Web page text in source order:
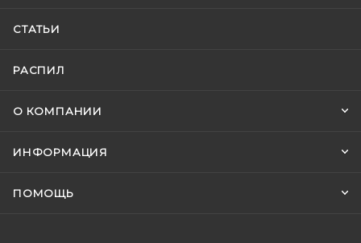
СТАТЬИ
РАСПИЛ
О КОМПАНИИ
ИНФОРМАЦИЯ
ПОМОЩЬ